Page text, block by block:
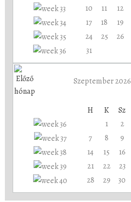
10
11 12
17
18 19
24
25 26
31
Szeptember 2026
H K Sz
1
2
7
8 9
14
15 16
21
22 23
28
29 30